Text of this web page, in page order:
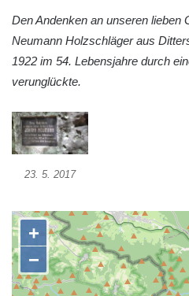
Socha Nosorožík v ZOO
Socha Rosomák v ZOO
Socha Beruška v ZOO Hluboká
Socha Volavka v ZOO Hluboká
Flamingo trůn v ZOO Hluboká
Socha Opičákovník v ZOO
Socha Roháč v ZOO Hluboká
Socha Mystik v ZOO Hluboká
Reliéf Rodina a práce na
Den Andenken an unseren lieben
Neumann Holzschläger aus
1922 im 54. Lebensjahre durch
verunglückte.
23. 5. 2017